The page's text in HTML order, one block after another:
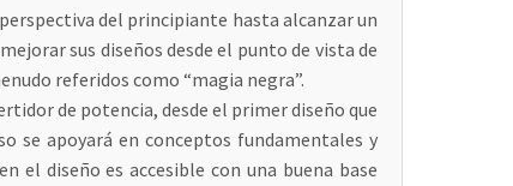
del principiante hasta alcanzar un
sus diseños desde el punto de vista de
referidos como “magia negra”.
de potencia, desde el primer diseño que
se apoyará en conceptos fundamentales y
diseño es accesible con una buena base